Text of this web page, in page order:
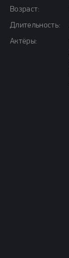
Возраст:
Длительность:
Актёры: